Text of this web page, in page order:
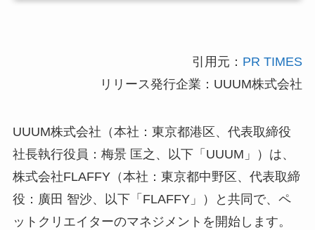
引用元： PR TIMES
リリース発行企業：UUUM株式会社
UUUM株式会社（本社：東京都港区、代表取締役
社長執行役員：梅景 匡之、以下「UUUM」）は、
株式会社FLAFFY（本社：東京都中野区、代表取締
役：廣田 智沙、以下「FLAFFY」）と共同で、ペ
ットクリエイターのマネジメントを開始します。